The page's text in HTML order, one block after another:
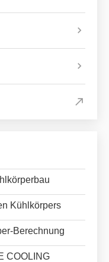
Kühlkörpers
Berechnung
COOLING